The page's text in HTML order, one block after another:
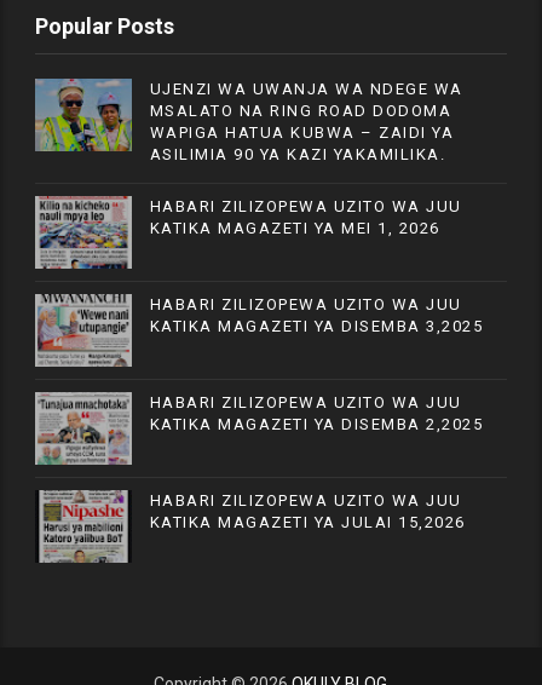
Popular Posts
UJENZI WA UWANJA WA NDEGE WA
MSALATO NA RING ROAD DODOMA
WAPIGA HATUA KUBWA – ZAIDI YA
ASILIMIA 90 YA KAZI YAKAMILIKA.
HABARI ZILIZOPEWA UZITO WA JUU
KATIKA MAGAZETI YA MEI 1, 2026
HABARI ZILIZOPEWA UZITO WA JUU
KATIKA MAGAZETI YA DISEMBA 3,2025
HABARI ZILIZOPEWA UZITO WA JUU
KATIKA MAGAZETI YA DISEMBA 2,2025
HABARI ZILIZOPEWA UZITO WA JUU
KATIKA MAGAZETI YA JULAI 15,2026